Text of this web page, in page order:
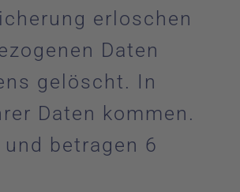
erloschen
Daten
gelöscht. In
Daten kommen.
betragen 6